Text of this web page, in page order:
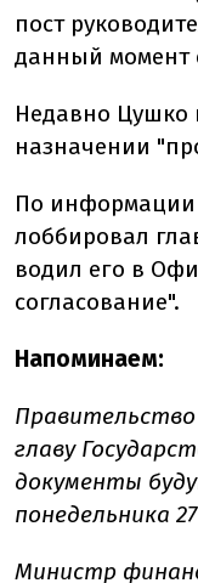
пост
данный момент
Недавно Цушко
назначении
По информации
лоббировал
водил его в
согласование".
Напоминаем:
Правительство
главу
документы
понедельника
Министр